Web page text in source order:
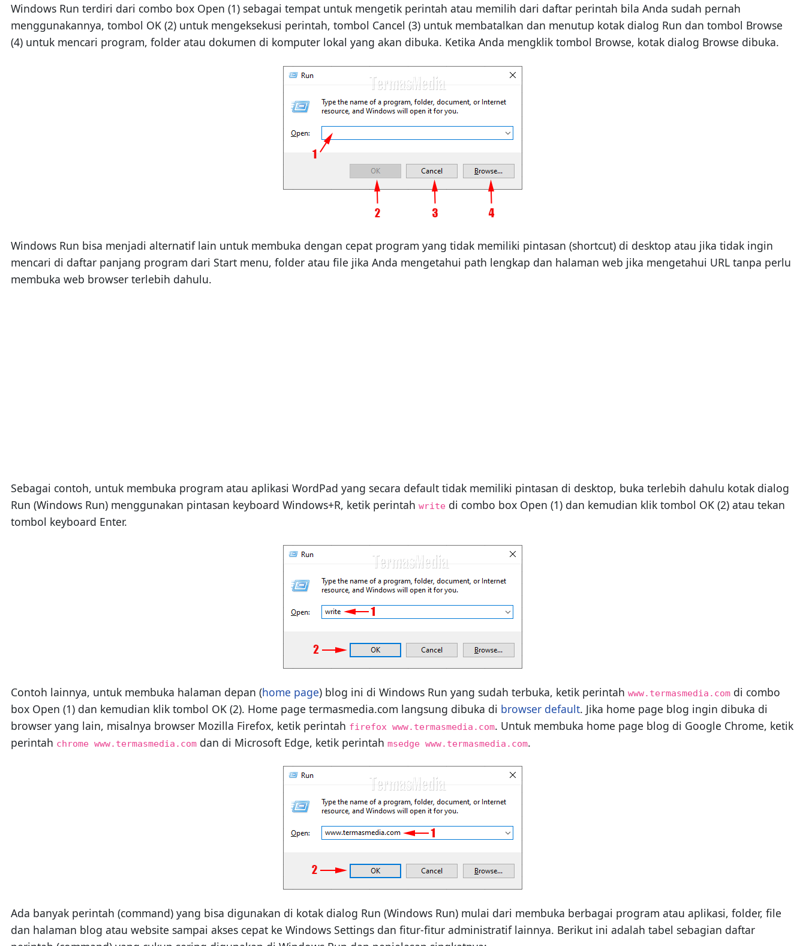
Windows Run terdiri dari combo box Open (1) sebagai tempat untuk mengetik perintah atau memilih dari daftar perintah bila Anda sudah pernah
menggunakannya, tombol OK (2) untuk mengeksekusi perintah, tombol Cancel (3) untuk membatalkan dan menutup kotak dialog Run dan tombol Browse
(4) untuk mencari program, folder atau dokumen di komputer lokal yang akan dibuka. Ketika Anda mengklik tombol Browse, kotak dialog Browse dibuka.
Windows Run bisa menjadi alternatif lain untuk membuka dengan cepat program yang tidak memiliki pintasan (shortcut) di desktop atau jika tidak ingin
mencari di daftar panjang program dari Start menu, folder atau file jika Anda mengetahui path lengkap dan halaman web jika mengetahui URL tanpa perlu
membuka web browser terlebih dahulu.
Sebagai contoh, untuk membuka program atau aplikasi WordPad yang secara default tidak memiliki pintasan di desktop, buka terlebih dahulu kotak dialog
Run (Windows Run) menggunakan pintasan keyboard Windows+R, ketik perintah writedi combo box Open (1) dan kemudian klik tombol OK (2) atau tekan
tombol keyboard Enter.
Contoh lainnya, untuk membuka halaman depan (home page) blog ini di Windows Run yang sudah terbuka, ketik perintah www.termasmedia.comdi combo
box Open (1) dan kemudian klik tombol OK (2). Home page termasmedia.com langsung dibuka di browser default. Jika home page blog ingin dibuka di
browser yang lain, misalnya browser Mozilla Firefox, ketik perintah firefox www.termasmedia.com. Untuk membuka home page blog di Google Chrome, ketik
perintah chrome www.termasmedia.comdan di Microsoft Edge, ketik perintah msedge www.termasmedia.com.
Ada banyak perintah (command) yang bisa digunakan di kotak dialog Run (Windows Run) mulai dari membuka berbagai program atau aplikasi, folder, file
dan halaman blog atau website sampai akses cepat ke Windows Settings dan fitur-fitur administratif lainnya. Berikut ini adalah tabel sebagian daftar